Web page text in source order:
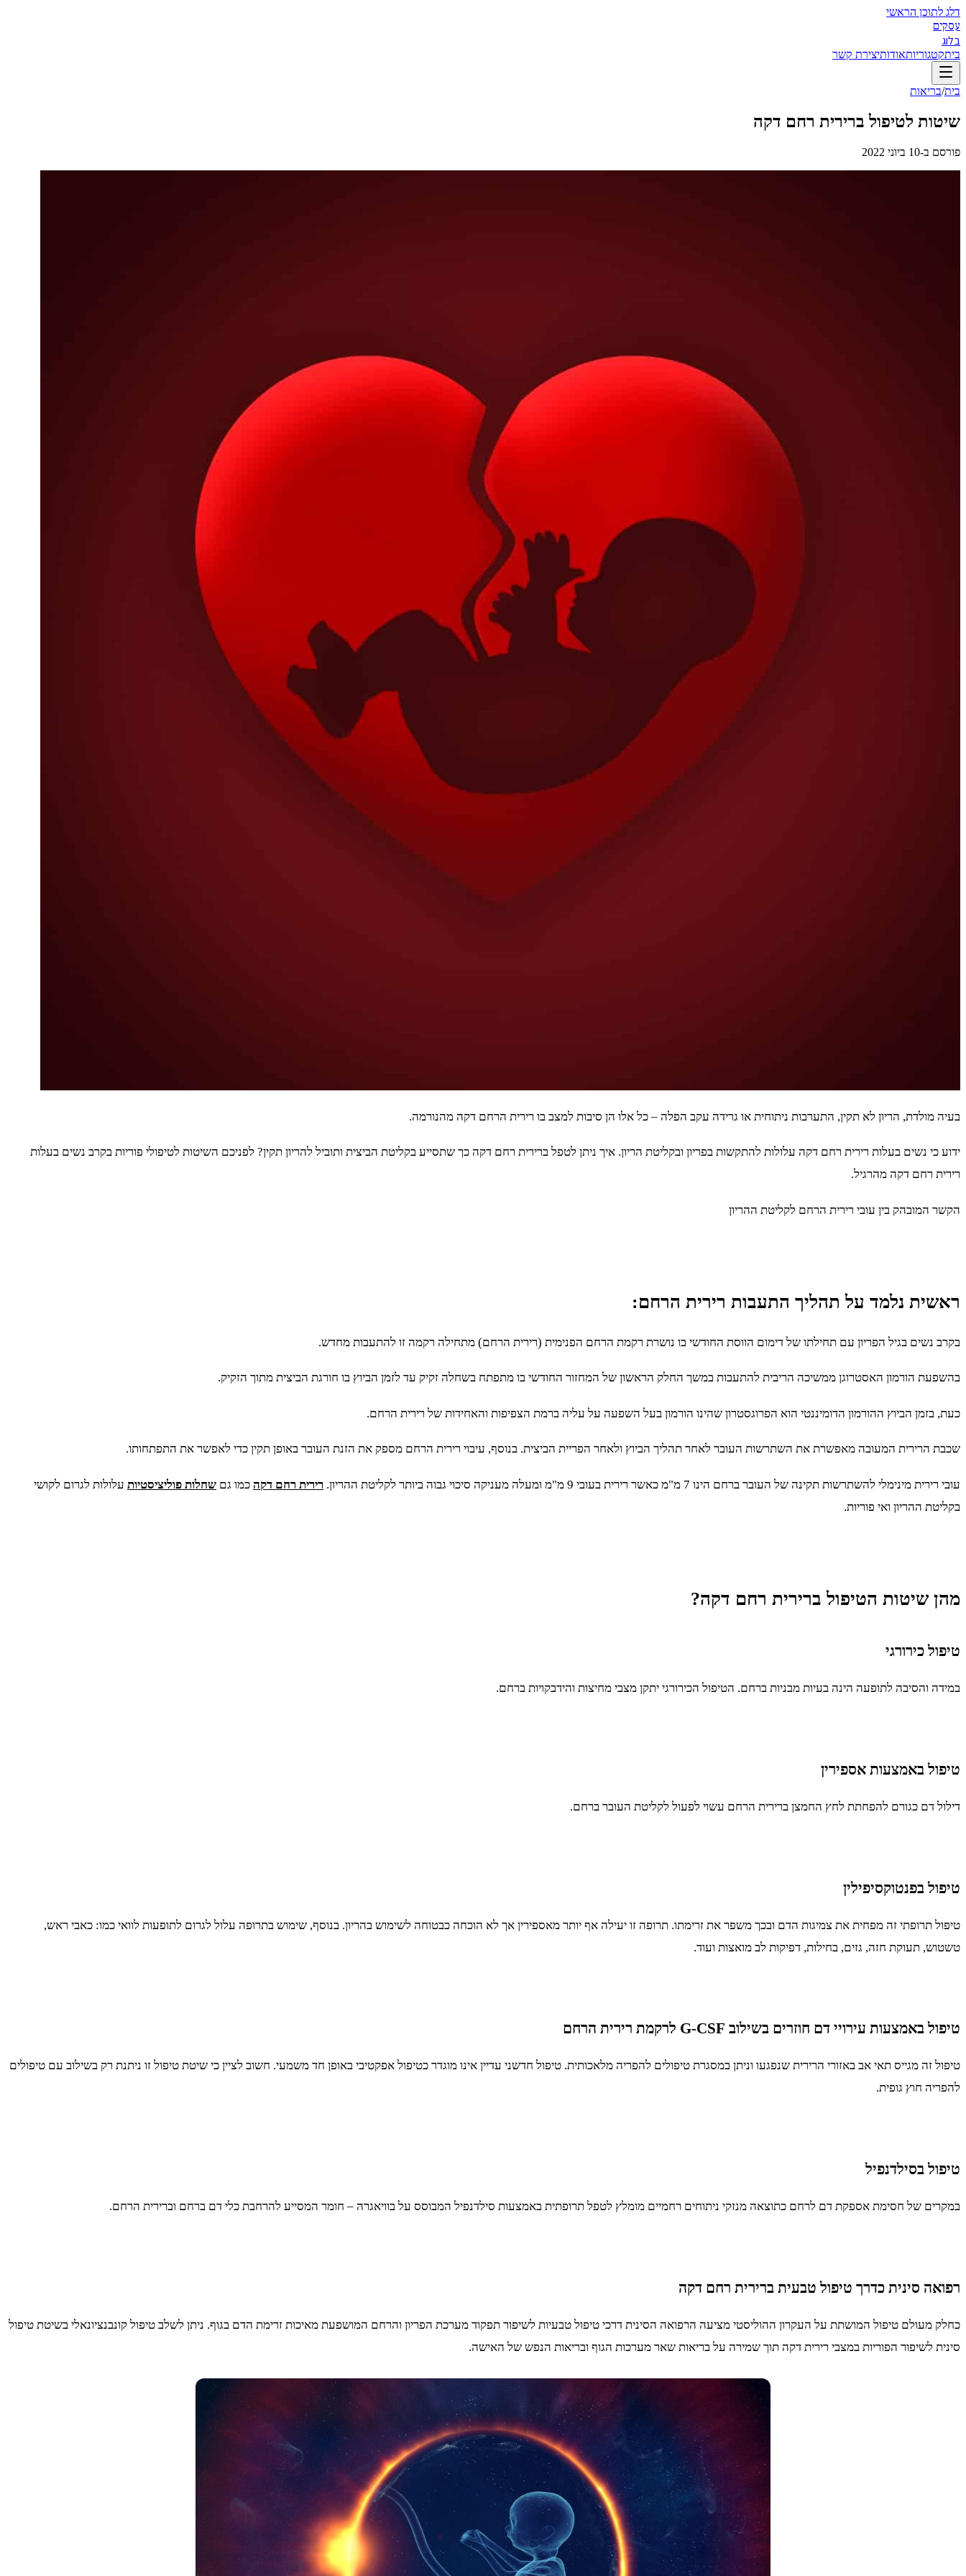
דלג לתוכן הראשי
עסקים
בלוג
ביתקטגוריותאודותיצירת קשר
בית/בריאות
שיטות לטיפול ברירית רחם דקה
פורסם ב-10 ביוני 2022
בעיה מולדת, הריון לא תקין, התערבות ניתוחית או גרידה עקב הפלה – כל אלו הן סיבות למצב בו רירית הרחם דקה מהנורמה.
ידוע כי נשים בעלות רירית רחם דקה עלולות להתקשות בפריון ובקליטת הריון. איך ניתן לטפל ברירית רחם דקה כך שתסייע בקליטת הביצית ותוביל להריון תקין? לפניכם השיטות לטיפולי פוריות בקרב נשים בעלות
רירית רחם דקה מהרגיל.
הקשר המובהק בין עובי רירית הרחם לקליטת ההריון
ראשית נלמד על תהליך התעבות רירית הרחם:
בקרב נשים בגיל הפריון עם תחילתו של דימום הווסת החודשי בו נושרת רקמת הרחם הפנימית (רירית הרחם) מתחילה רקמה זו להתעבות מחדש.
בהשפעת הורמון האסטרוגן ממשיכה הריבית להתעבות במשך החלק הראשון של המחזור החודשי בו מתפתח בשחלה זקיק עד לזמן הביוץ בו חורגת הביצית מתוך הזקיק.
כעת, בזמן הביוץ ההורמון הדומיננטי הוא הפרוגסטרון שהינו הורמון בעל השפעה על עליה ברמת הצפיפות והאחידות של רירית הרחם.
שכבת הרירית המעובה מאפשרת את השתרשות העובר לאחר תהליך הביוץ ולאחר הפריית הביצית. בנוסף, עיבוי רירית הרחם מספק את הזנת העובר באופן תקין כדי לאפשר את התפתחותו.
עובי רירית מינימלי להשתרשות תקינה של העובר ברחם הינו 7 מ"מ כאשר רירית בעובי 9 מ"מ ומעלה מעניקה סיכוי גבוה ביותר לקליטת ההריון. רירית רחם דקה כמו גם שחלות פוליציסטיות עלולות לגרום לקושי
בקליטת ההריון ואי פוריות.
מהן שיטות הטיפול ברירית רחם דקה?
טיפול כירורגי
במידה והסיבה לתופעה הינה בעיות מבניות ברחם. הטיפול הכירורגי יתקן מצבי מחיצות והידבקויות ברחם.
טיפול באמצעות אספירין
דילול דם כגורם להפחתת לחץ החמצן ברירית הרחם עשוי לפעול לקליטת העובר ברחם.
טיפול בפנטוקסיפילין
טיפול תרופתי זה מפחית את צמיגות הדם ובכך משפר את זרימתו. תרופה זו יעילה אף יותר מאספירין אך לא הוכחה כבטוחה לשימוש בהריון. בנוסף, שימוש בתרופה עלול לגרום לתופעות לוואי כמו: כאבי ראש,
טשטוש, תעוקת חזה, גזים, בחילות, דפיקות לב מואצות ועוד.
טיפול באמצעות עירויי דם חוזרים בשילוב G-CSF לרקמת רירית הרחם
טיפול זה מגייס תאי אב באזורי הרירית שנפגעו וניתן במסגרת טיפולים להפריה מלאכותית. טיפול חדשני עדיין אינו מוגדר כטיפול אפקטיבי באופן חד משמעי. חשוב לציין כי שיטת טיפול זו ניתנת רק בשילוב עם טיפולים
להפריה חוץ גופית.
טיפול בסילדנפיל
במקרים של חסימת אספקת דם לרחם כתוצאה מנזקי ניתוחים רחמיים מומלץ לטפל תרופתית באמצעות סילדנפיל המבוסס על בוויאגרה – חומר המסייע להרחבת כלי דם ברחם וברירית הרחם.
רפואה סינית כדרך טיפול טבעית ברירית רחם דקה
כחלק מעולם טיפול המושתת על העקרון ההוליסטי מציעה הרפואה הסינית דרכי טיפול טבעיות לשיפור תפקוד מערכת הפריון והרחם המושפעת מאיכות זרימת הדם בגוף. ניתן לשלב טיפול קונבנציונאלי בשיטת טיפול
סינית לשיפור הפוריות במצבי רירית דקה תוך שמירה על בריאות שאר מערכות הגוף ובריאות הנפש של האישה.